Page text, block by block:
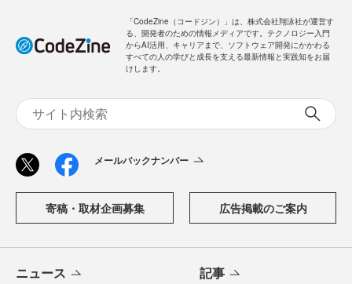
「CodeZine（コードジン）」は、株式会社翔泳社が運営す
る、開発者のための情報メディアです。テクノロジー入門
からAI活用、キャリアまで、ソフトウェア開発にかかわる
すべての人の学びと成長を支える最新情報と実践知をお届
けします。
メールバックナンバー
寄稿・取材企画募集 広告掲載のご案内
ニュース 記事